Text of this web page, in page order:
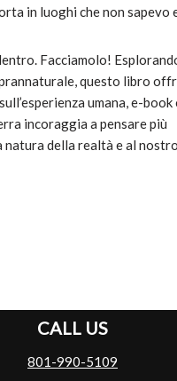
in luoghi che non sapevo
Facciamolo!
questo libro
umana, e-book
incoraggia a pensare più
della realtà e al
CALL US
801-990-5109